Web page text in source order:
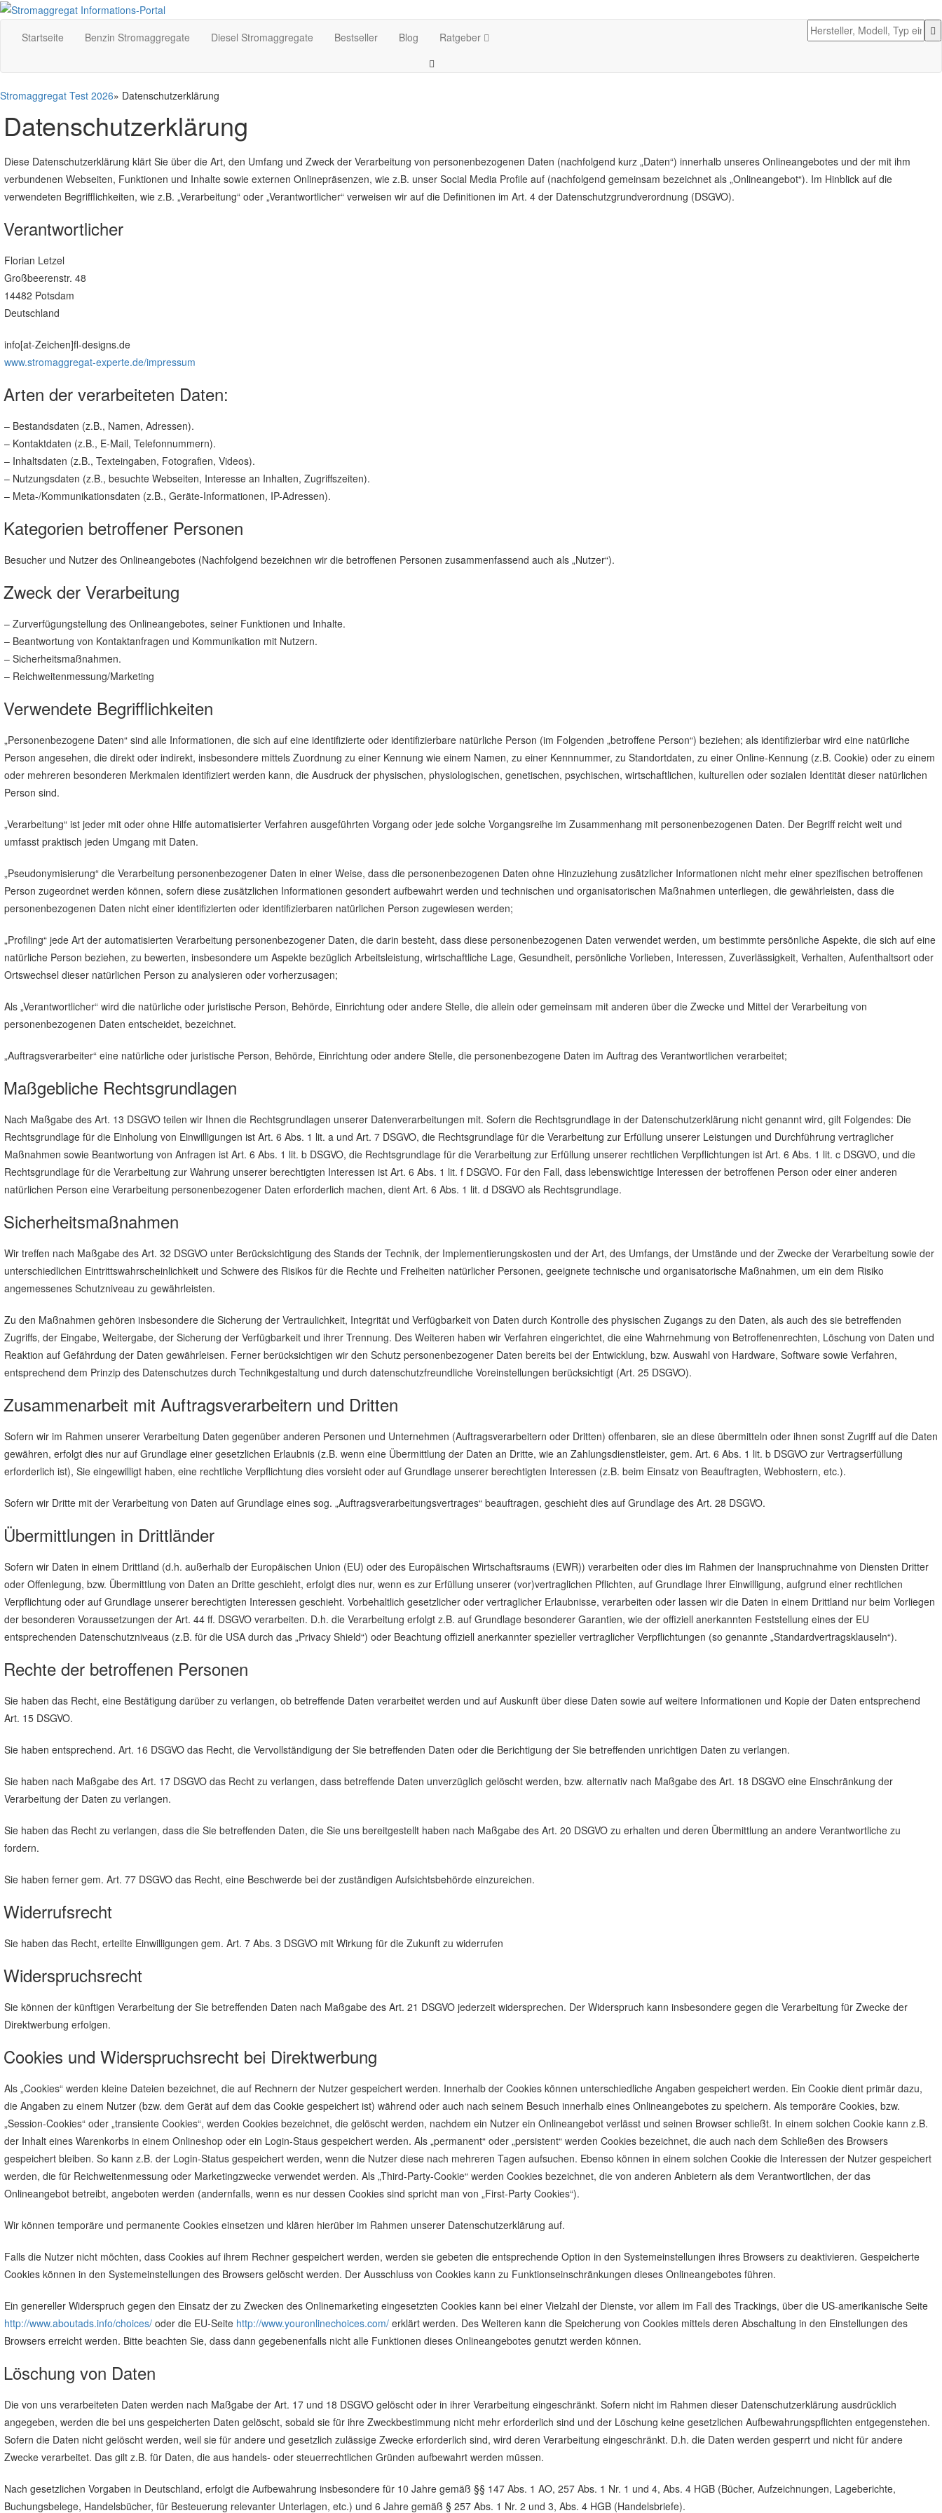
Startseite Benzin Stromaggregate Diesel Stromaggregate Bestseller Blog Ratgeber
Stromaggregat Test 2026» Datenschutzerklärung
Datenschutzerklärung
Diese Datenschutzerklärung klärt Sie über die Art, den Umfang und Zweck der Verarbeitung von personenbezogenen Daten (nachfolgend kurz „Daten“) innerhalb unseres Onlineangebotes und der mit ihm
verbundenen Webseiten, Funktionen und Inhalte sowie externen Onlinepräsenzen, wie z.B. unser Social Media Profile auf (nachfolgend gemeinsam bezeichnet als „Onlineangebot“). Im Hinblick auf die
verwendeten Begrifflichkeiten, wie z.B. „Verarbeitung“ oder „Verantwortlicher“ verweisen wir auf die Definitionen im Art. 4 der Datenschutzgrundverordnung (DSGVO).
Verantwortlicher
Florian Letzel
Großbeerenstr. 48
14482 Potsdam
Deutschland
info[at-Zeichen]fl-designs.de
www.stromaggregat-experte.de/impressum
Arten der verarbeiteten Daten:
– Bestandsdaten (z.B., Namen, Adressen).
– Kontaktdaten (z.B., E-Mail, Telefonnummern).
– Inhaltsdaten (z.B., Texteingaben, Fotografien, Videos).
– Nutzungsdaten (z.B., besuchte Webseiten, Interesse an Inhalten, Zugriffszeiten).
– Meta-/Kommunikationsdaten (z.B., Geräte-Informationen, IP-Adressen).
Kategorien betroffener Personen
Besucher und Nutzer des Onlineangebotes (Nachfolgend bezeichnen wir die betroffenen Personen zusammenfassend auch als „Nutzer“).
Zweck der Verarbeitung
– Zurverfügungstellung des Onlineangebotes, seiner Funktionen und Inhalte.
– Beantwortung von Kontaktanfragen und Kommunikation mit Nutzern.
– Sicherheitsmaßnahmen.
– Reichweitenmessung/Marketing
Verwendete Begrifflichkeiten
„Personenbezogene Daten“ sind alle Informationen, die sich auf eine identifizierte oder identifizierbare natürliche Person (im Folgenden „betroffene Person“) beziehen; als identifizierbar wird eine natürliche
Person angesehen, die direkt oder indirekt, insbesondere mittels Zuordnung zu einer Kennung wie einem Namen, zu einer Kennnummer, zu Standortdaten, zu einer Online-Kennung (z.B. Cookie) oder zu einem
oder mehreren besonderen Merkmalen identifiziert werden kann, die Ausdruck der physischen, physiologischen, genetischen, psychischen, wirtschaftlichen, kulturellen oder sozialen Identität dieser natürlichen
Person sind.
„Verarbeitung“ ist jeder mit oder ohne Hilfe automatisierter Verfahren ausgeführten Vorgang oder jede solche Vorgangsreihe im Zusammenhang mit personenbezogenen Daten. Der Begriff reicht weit und
umfasst praktisch jeden Umgang mit Daten.
„Pseudonymisierung“ die Verarbeitung personenbezogener Daten in einer Weise, dass die personenbezogenen Daten ohne Hinzuziehung zusätzlicher Informationen nicht mehr einer spezifischen betroffenen
Person zugeordnet werden können, sofern diese zusätzlichen Informationen gesondert aufbewahrt werden und technischen und organisatorischen Maßnahmen unterliegen, die gewährleisten, dass die
personenbezogenen Daten nicht einer identifizierten oder identifizierbaren natürlichen Person zugewiesen werden;
„Profiling“ jede Art der automatisierten Verarbeitung personenbezogener Daten, die darin besteht, dass diese personenbezogenen Daten verwendet werden, um bestimmte persönliche Aspekte, die sich auf eine
natürliche Person beziehen, zu bewerten, insbesondere um Aspekte bezüglich Arbeitsleistung, wirtschaftliche Lage, Gesundheit, persönliche Vorlieben, Interessen, Zuverlässigkeit, Verhalten, Aufenthaltsort oder
Ortswechsel dieser natürlichen Person zu analysieren oder vorherzusagen;
Als „Verantwortlicher“ wird die natürliche oder juristische Person, Behörde, Einrichtung oder andere Stelle, die allein oder gemeinsam mit anderen über die Zwecke und Mittel der Verarbeitung von
personenbezogenen Daten entscheidet, bezeichnet.
„Auftragsverarbeiter“ eine natürliche oder juristische Person, Behörde, Einrichtung oder andere Stelle, die personenbezogene Daten im Auftrag des Verantwortlichen verarbeitet;
Maßgebliche Rechtsgrundlagen
Nach Maßgabe des Art. 13 DSGVO teilen wir Ihnen die Rechtsgrundlagen unserer Datenverarbeitungen mit. Sofern die Rechtsgrundlage in der Datenschutzerklärung nicht genannt wird, gilt Folgendes: Die
Rechtsgrundlage für die Einholung von Einwilligungen ist Art. 6 Abs. 1 lit. a und Art. 7 DSGVO, die Rechtsgrundlage für die Verarbeitung zur Erfüllung unserer Leistungen und Durchführung vertraglicher
Maßnahmen sowie Beantwortung von Anfragen ist Art. 6 Abs. 1 lit. b DSGVO, die Rechtsgrundlage für die Verarbeitung zur Erfüllung unserer rechtlichen Verpflichtungen ist Art. 6 Abs. 1 lit. c DSGVO, und die
Rechtsgrundlage für die Verarbeitung zur Wahrung unserer berechtigten Interessen ist Art. 6 Abs. 1 lit. f DSGVO. Für den Fall, dass lebenswichtige Interessen der betroffenen Person oder einer anderen
natürlichen Person eine Verarbeitung personenbezogener Daten erforderlich machen, dient Art. 6 Abs. 1 lit. d DSGVO als Rechtsgrundlage.
Sicherheitsmaßnahmen
Wir treffen nach Maßgabe des Art. 32 DSGVO unter Berücksichtigung des Stands der Technik, der Implementierungskosten und der Art, des Umfangs, der Umstände und der Zwecke der Verarbeitung sowie der
unterschiedlichen Eintrittswahrscheinlichkeit und Schwere des Risikos für die Rechte und Freiheiten natürlicher Personen, geeignete technische und organisatorische Maßnahmen, um ein dem Risiko
angemessenes Schutzniveau zu gewährleisten.
Zu den Maßnahmen gehören insbesondere die Sicherung der Vertraulichkeit, Integrität und Verfügbarkeit von Daten durch Kontrolle des physischen Zugangs zu den Daten, als auch des sie betreffenden
Zugriffs, der Eingabe, Weitergabe, der Sicherung der Verfügbarkeit und ihrer Trennung. Des Weiteren haben wir Verfahren eingerichtet, die eine Wahrnehmung von Betroffenenrechten, Löschung von Daten und
Reaktion auf Gefährdung der Daten gewährleisen. Ferner berücksichtigen wir den Schutz personenbezogener Daten bereits bei der Entwicklung, bzw. Auswahl von Hardware, Software sowie Verfahren,
entsprechend dem Prinzip des Datenschutzes durch Technikgestaltung und durch datenschutzfreundliche Voreinstellungen berücksichtigt (Art. 25 DSGVO).
Zusammenarbeit mit Auftragsverarbeitern und Dritten
Sofern wir im Rahmen unserer Verarbeitung Daten gegenüber anderen Personen und Unternehmen (Auftragsverarbeitern oder Dritten) offenbaren, sie an diese übermitteln oder ihnen sonst Zugriff auf die Daten
gewähren, erfolgt dies nur auf Grundlage einer gesetzlichen Erlaubnis (z.B. wenn eine Übermittlung der Daten an Dritte, wie an Zahlungsdienstleister, gem. Art. 6 Abs. 1 lit. b DSGVO zur Vertragserfüllung
erforderlich ist), Sie eingewilligt haben, eine rechtliche Verpflichtung dies vorsieht oder auf Grundlage unserer berechtigten Interessen (z.B. beim Einsatz von Beauftragten, Webhostern, etc.).
Sofern wir Dritte mit der Verarbeitung von Daten auf Grundlage eines sog. „Auftragsverarbeitungsvertrages“ beauftragen, geschieht dies auf Grundlage des Art. 28 DSGVO.
Übermittlungen in Drittländer
Sofern wir Daten in einem Drittland (d.h. außerhalb der Europäischen Union (EU) oder des Europäischen Wirtschaftsraums (EWR)) verarbeiten oder dies im Rahmen der Inanspruchnahme von Diensten Dritter
oder Offenlegung, bzw. Übermittlung von Daten an Dritte geschieht, erfolgt dies nur, wenn es zur Erfüllung unserer (vor)vertraglichen Pflichten, auf Grundlage Ihrer Einwilligung, aufgrund einer rechtlichen
Verpflichtung oder auf Grundlage unserer berechtigten Interessen geschieht. Vorbehaltlich gesetzlicher oder vertraglicher Erlaubnisse, verarbeiten oder lassen wir die Daten in einem Drittland nur beim Vorliegen
der besonderen Voraussetzungen der Art. 44 ff. DSGVO verarbeiten. D.h. die Verarbeitung erfolgt z.B. auf Grundlage besonderer Garantien, wie der offiziell anerkannten Feststellung eines der EU
entsprechenden Datenschutzniveaus (z.B. für die USA durch das „Privacy Shield“) oder Beachtung offiziell anerkannter spezieller vertraglicher Verpflichtungen (so genannte „Standardvertragsklauseln“).
Rechte der betroffenen Personen
Sie haben das Recht, eine Bestätigung darüber zu verlangen, ob betreffende Daten verarbeitet werden und auf Auskunft über diese Daten sowie auf weitere Informationen und Kopie der Daten entsprechend
Art. 15 DSGVO.
Sie haben entsprechend. Art. 16 DSGVO das Recht, die Vervollständigung der Sie betreffenden Daten oder die Berichtigung der Sie betreffenden unrichtigen Daten zu verlangen.
Sie haben nach Maßgabe des Art. 17 DSGVO das Recht zu verlangen, dass betreffende Daten unverzüglich gelöscht werden, bzw. alternativ nach Maßgabe des Art. 18 DSGVO eine Einschränkung der
Verarbeitung der Daten zu verlangen.
Sie haben das Recht zu verlangen, dass die Sie betreffenden Daten, die Sie uns bereitgestellt haben nach Maßgabe des Art. 20 DSGVO zu erhalten und deren Übermittlung an andere Verantwortliche zu
fordern.
Sie haben ferner gem. Art. 77 DSGVO das Recht, eine Beschwerde bei der zuständigen Aufsichtsbehörde einzureichen.
Widerrufsrecht
Sie haben das Recht, erteilte Einwilligungen gem. Art. 7 Abs. 3 DSGVO mit Wirkung für die Zukunft zu widerrufen
Widerspruchsrecht
Sie können der künftigen Verarbeitung der Sie betreffenden Daten nach Maßgabe des Art. 21 DSGVO jederzeit widersprechen. Der Widerspruch kann insbesondere gegen die Verarbeitung für Zwecke der
Direktwerbung erfolgen.
Cookies und Widerspruchsrecht bei Direktwerbung
Als „Cookies“ werden kleine Dateien bezeichnet, die auf Rechnern der Nutzer gespeichert werden. Innerhalb der Cookies können unterschiedliche Angaben gespeichert werden. Ein Cookie dient primär dazu,
die Angaben zu einem Nutzer (bzw. dem Gerät auf dem das Cookie gespeichert ist) während oder auch nach seinem Besuch innerhalb eines Onlineangebotes zu speichern. Als temporäre Cookies, bzw.
„Session-Cookies“ oder „transiente Cookies“, werden Cookies bezeichnet, die gelöscht werden, nachdem ein Nutzer ein Onlineangebot verlässt und seinen Browser schließt. In einem solchen Cookie kann z.B.
der Inhalt eines Warenkorbs in einem Onlineshop oder ein Login-Staus gespeichert werden. Als „permanent“ oder „persistent“ werden Cookies bezeichnet, die auch nach dem Schließen des Browsers
gespeichert bleiben. So kann z.B. der Login-Status gespeichert werden, wenn die Nutzer diese nach mehreren Tagen aufsuchen. Ebenso können in einem solchen Cookie die Interessen der Nutzer gespeichert
werden, die für Reichweitenmessung oder Marketingzwecke verwendet werden. Als „Third-Party-Cookie“ werden Cookies bezeichnet, die von anderen Anbietern als dem Verantwortlichen, der das
Onlineangebot betreibt, angeboten werden (andernfalls, wenn es nur dessen Cookies sind spricht man von „First-Party Cookies“).
Wir können temporäre und permanente Cookies einsetzen und klären hierüber im Rahmen unserer Datenschutzerklärung auf.
Falls die Nutzer nicht möchten, dass Cookies auf ihrem Rechner gespeichert werden, werden sie gebeten die entsprechende Option in den Systemeinstellungen ihres Browsers zu deaktivieren. Gespeicherte
Cookies können in den Systemeinstellungen des Browsers gelöscht werden. Der Ausschluss von Cookies kann zu Funktionseinschränkungen dieses Onlineangebotes führen.
Ein genereller Widerspruch gegen den Einsatz der zu Zwecken des Onlinemarketing eingesetzten Cookies kann bei einer Vielzahl der Dienste, vor allem im Fall des Trackings, über die US-amerikanische Seite
http://www.aboutads.info/choices/ oder die EU-Seite http://www.youronlinechoices.com/ erklärt werden. Des Weiteren kann die Speicherung von Cookies mittels deren Abschaltung in den Einstellungen des
Browsers erreicht werden. Bitte beachten Sie, dass dann gegebenenfalls nicht alle Funktionen dieses Onlineangebotes genutzt werden können.
Löschung von Daten
Die von uns verarbeiteten Daten werden nach Maßgabe der Art. 17 und 18 DSGVO gelöscht oder in ihrer Verarbeitung eingeschränkt. Sofern nicht im Rahmen dieser Datenschutzerklärung ausdrücklich
angegeben, werden die bei uns gespeicherten Daten gelöscht, sobald sie für ihre Zweckbestimmung nicht mehr erforderlich sind und der Löschung keine gesetzlichen Aufbewahrungspflichten entgegenstehen.
Sofern die Daten nicht gelöscht werden, weil sie für andere und gesetzlich zulässige Zwecke erforderlich sind, wird deren Verarbeitung eingeschränkt. D.h. die Daten werden gesperrt und nicht für andere
Zwecke verarbeitet. Das gilt z.B. für Daten, die aus handels- oder steuerrechtlichen Gründen aufbewahrt werden müssen.
Nach gesetzlichen Vorgaben in Deutschland, erfolgt die Aufbewahrung insbesondere für 10 Jahre gemäß §§ 147 Abs. 1 AO, 257 Abs. 1 Nr. 1 und 4, Abs. 4 HGB (Bücher, Aufzeichnungen, Lageberichte,
Buchungsbelege, Handelsbücher, für Besteuerung relevanter Unterlagen, etc.) und 6 Jahre gemäß § 257 Abs. 1 Nr. 2 und 3, Abs. 4 HGB (Handelsbriefe).